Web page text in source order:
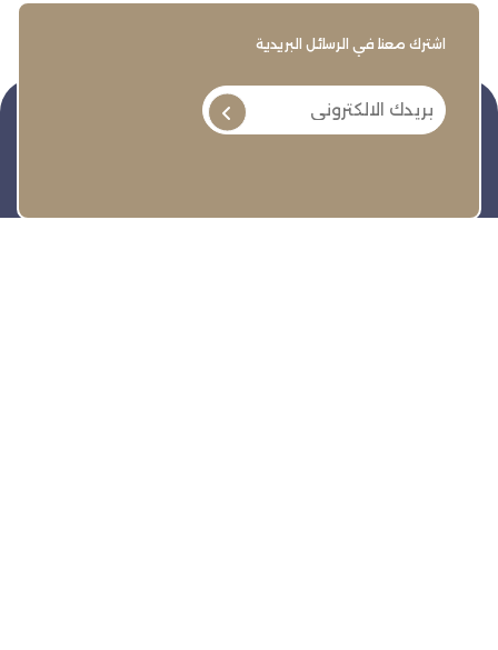
اشترك معنا في الرسائل البريدية